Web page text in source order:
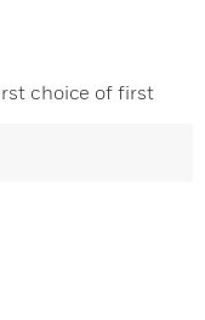
choice of first